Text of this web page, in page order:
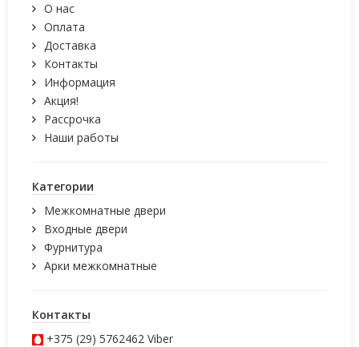
О нас
Оплата
Доставка
Контакты
Информация
Акция!
Рассрочка
Наши работы
Категории
Межкомнатные двери
Входные двери
Фурнитура
Арки межкомнатные
Контакты
+375 (29) 5762462 Viber